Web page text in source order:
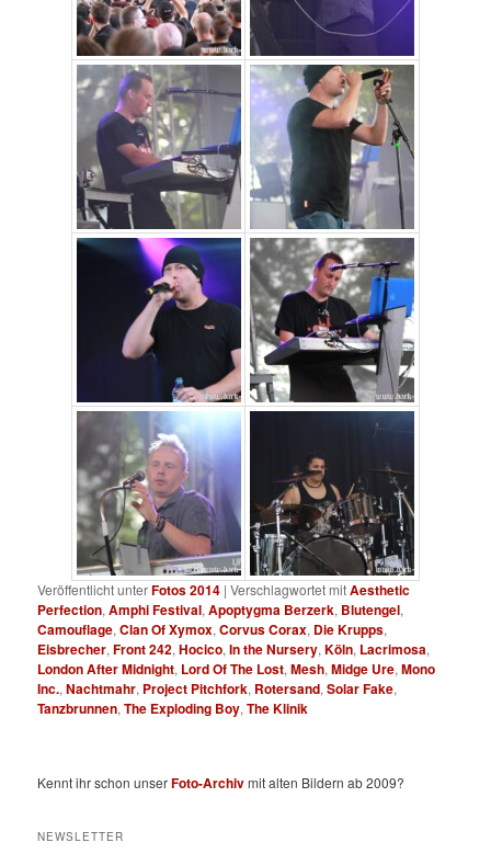
Veröffentlicht unterFotos 2014 |Verschlagwortet mitAesthetic
Perfection,Amphi Festival,Apoptygma Berzerk, Blutengel,
Camouflage,Clan Of Xymox,Corvus Corax, Die Krupps,
Eisbrecher,Front 242,Hocico,In the Nursery,Köln, Lacrimosa,
London After Midnight, Lord Of The Lost,Mesh,Midge Ure,Mono
Inc.,Nachtmahr, Project Pitchfork, Rotersand,Solar Fake,
Tanzbrunnen,The Exploding Boy,The Klinik
Kennt ihr schon unserFoto-Archivmit alten Bildern ab 2009?
NEWSLETTER